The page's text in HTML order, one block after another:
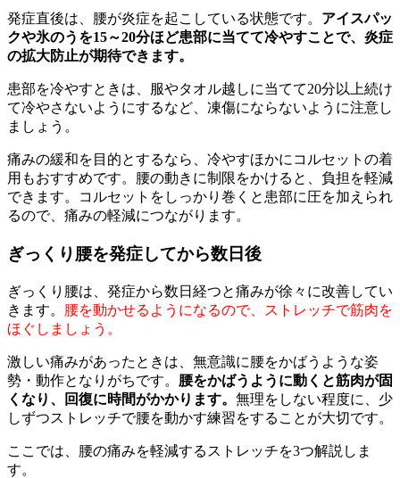
発症直後は、腰が炎症を起こしている状態です。 アイスパッ
クや氷のうを15～20分ほど患部に当てて冷やすことで、炎症
の拡大防止が期待できます。
患部を冷やすときは、服やタオル越しに当てて20分以上続け
て冷やさないようにするなど、凍傷にならないように注意し
ましょう。
痛みの緩和を目的とするなら、冷やすほかにコルセットの着
用もおすすめです。腰の動きに制限をかけると、負担を軽減
できます。コルセットをしっかり巻くと患部に圧を加えられ
るので、痛みの軽減につながります。
ぎっくり腰を発症してから数日後
ぎっくり腰は、発症から数日経つと痛みが徐々に改善してい
きます。 腰を動かせるようになるので、ストレッチで筋肉を
ほぐしましょう。
激しい痛みがあったときは、無意識に腰をかばうような姿
勢・動作となりがちです。 腰をかばうように動くと筋肉が固
くなり、回復に時間がかかります。 無理をしない程度に、少
しずつストレッチで腰を動かす練習をすることが大切です。
ここでは、腰の痛みを軽減するストレッチを3つ解説しま
す。